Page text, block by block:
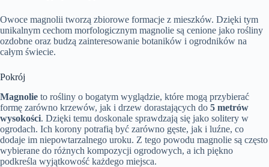
Owoce magnolii tworzą zbiorowe formacje z mieszków. Dzięki tym
unikalnym cechom morfologicznym magnolie są cenione jako rośliny
ozdobne oraz budzą zainteresowanie botaników i ogrodników na
całym świecie.
Pokrój
Magnolie to rośliny o bogatym wyglądzie, które mogą przybierać
formę zarówno krzewów, jak i drzew dorastających do 5 metrów
wysokości. Dzięki temu doskonale sprawdzają się jako solitery w
ogrodach. Ich korony potrafią być zarówno gęste, jak i luźne, co
dodaje im niepowtarzalnego uroku. Z tego powodu magnolie są często
wybierane do różnych kompozycji ogrodowych, a ich piękno
podkreśla wyjątkowość każdego miejsca.